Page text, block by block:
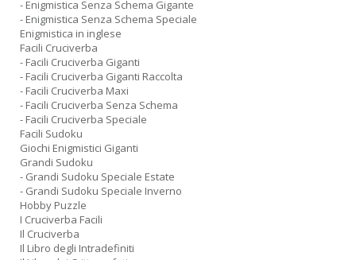
- Enigmistica Senza Schema Gigante
- Enigmistica Senza Schema Speciale
Enigmistica in inglese
Facili Cruciverba
- Facili Cruciverba Giganti
- Facili Cruciverba Giganti Raccolta
- Facili Cruciverba Maxi
- Facili Cruciverba Senza Schema
- Facili Cruciverba Speciale
Facili Sudoku
Giochi Enigmistici Giganti
Grandi Sudoku
- Grandi Sudoku Speciale Estate
- Grandi Sudoku Speciale Inverno
Hobby Puzzle
I Cruciverba Facili
Il Cruciverba
Il Libro degli Intradefiniti